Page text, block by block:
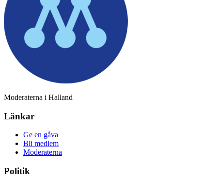
Moderaterna i Halland
Länkar
Ge en gåva
Bli medlem
Moderaterna
Politik